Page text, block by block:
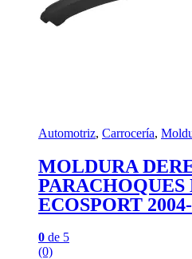
Automotriz, Carrocería,
MOLDURA
ECOSPORT
0 de 5
(0)